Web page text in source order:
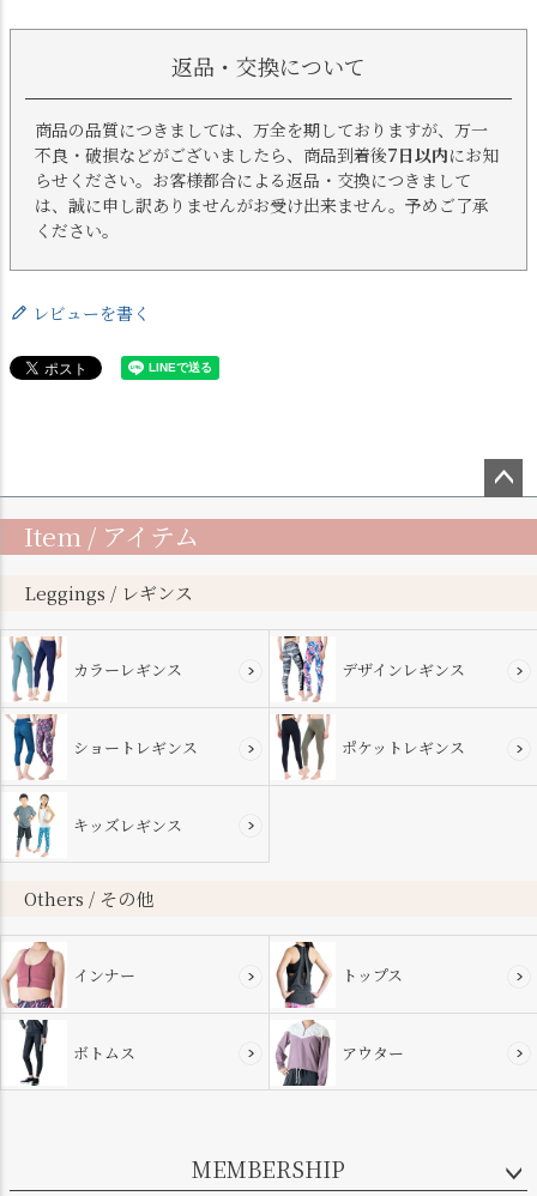
返品・交換について
商品の品質につきましては、万全を期しておりますが、万一
不良・破損などがございましたら、商品到着後7日以内にお知
らせください。お客様都合による返品・交換につきまして
は、誠に申し訳ありませんがお受け出来ません。予めご了承
ください。
レビューを書く
ップ
Item / アイテム
Leggings / レギンス
カラーレギンス デザインレギンス
ショートレギンス ポケットレギンス
キッズレギンス
Others / その他
インナー トップス
ボトムス アウター
MEMBERSHIP